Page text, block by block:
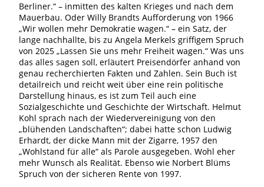
Berliner.“ – inmitten des kalten Krieges und nach dem
Mauerbau. Oder Willy Brandts Aufforderung von 1966
„Wir wollen mehr Demokratie wagen.“ – ein Satz, der
lange nachhallte, bis zu Angela Merkels griffigem Spruch
von 2025 „Lassen Sie uns mehr Freiheit wagen.“ Was uns
das alles sagen soll, erläutert Preisendörfer anhand von
genau recherchierten Fakten und Zahlen. Sein Buch ist
detailreich und reicht weit über eine rein politische
Darstellung hinaus, es ist zum Teil auch eine
Sozialgeschichte und Geschichte der Wirtschaft. Helmut
Kohl sprach nach der Wiedervereinigung von den
„blühenden Landschaften“; dabei hatte schon Ludwig
Erhardt, der dicke Mann mit der Zigarre, 1957 den
„Wohlstand für alle“ als Parole ausgegeben. Wohl eher
mehr Wunsch als Realität. Ebenso wie Norbert Blüms
Spruch von der sicheren Rente von 1997.